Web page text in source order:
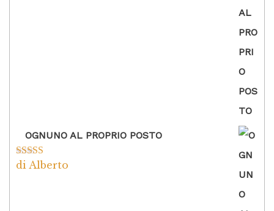
OGNUNO AL PROPRIO POSTO
Valutato5su
di Alberto